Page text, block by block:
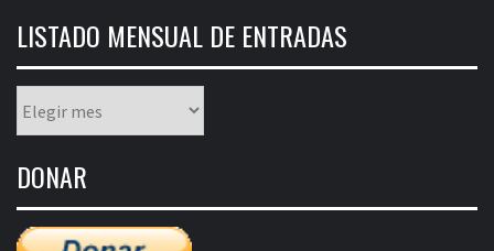
LISTADO MENSUAL DE ENTRADAS
mensual
entradas
DONAR